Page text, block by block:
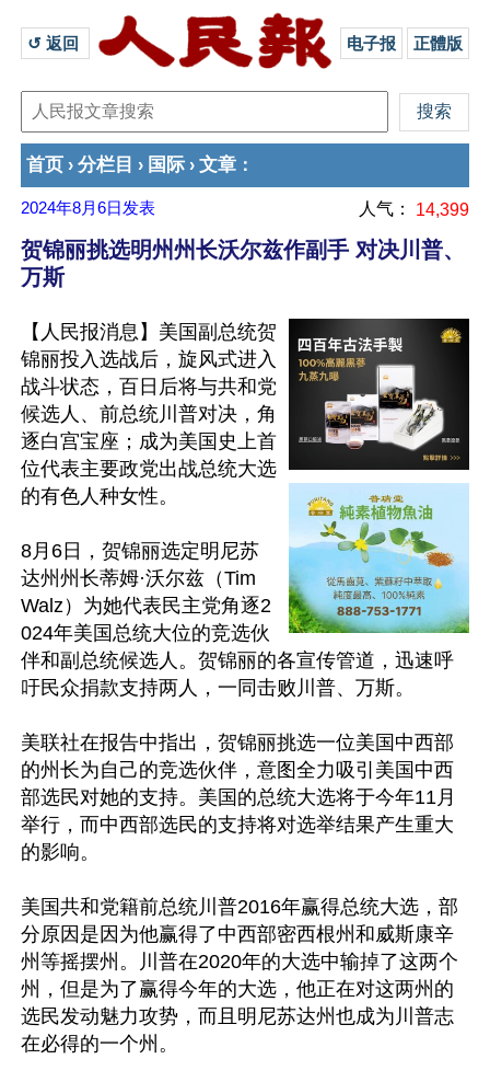
↺ 返回 电子报 正體版
首页 › 分栏目 › 国际 › 文章 ：
2024年8月6日 发表 人气： 14,399
贺锦丽挑选明州州长沃尔兹作副手 对决川普、
万斯
【人民报消息】美国副总统贺
锦丽投入选战后，旋风式进入
战斗状态，百日后将与共和党
候选人、前总统川普对决，角
逐白宫宝座；成为美国史上首
位代表主要政党出战总统大选
的有色人种女性。
8月6日，贺锦丽选定明尼苏
达州州长蒂姆·沃尔兹（Tim
Walz）为她代表民主党角逐2
024年美国总统大位的竞选伙
伴和副总统候选人。贺锦丽的各宣传管道，迅速呼
吁民众捐款支持两人，一同击败川普、万斯。
美联社在报告中指出，贺锦丽挑选一位美国中西部
的州长为自己的竞选伙伴，意图全力吸引美国中西
部选民对她的支持。美国的总统大选将于今年11月
举行，而中西部选民的支持将对选举结果产生重大
的影响。
美国共和党籍前总统川普2016年赢得总统大选，部
分原因是因为他赢得了中西部密西根州和威斯康辛
州等摇摆州。川普在2020年的大选中输掉了这两个
州，但是为了赢得今年的大选，他正在对这两州的
选民发动魅力攻势，而且明尼苏达州也成为川普志
在必得的一个州。